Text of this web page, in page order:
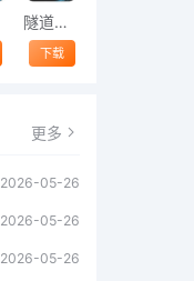
隧道逃脱
下载
更多
2026-05-26
2026-05-26
2026-05-26